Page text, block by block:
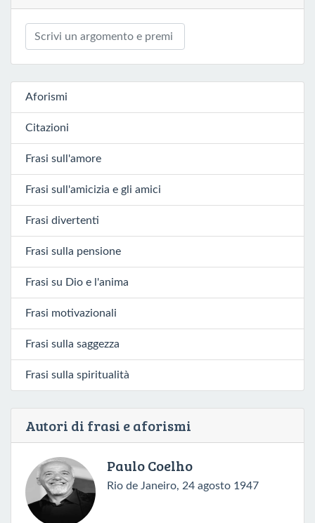
Aforismi
Citazioni
Frasi sull'amore
Frasi sull'amicizia e gli amici
Frasi divertenti
Frasi sulla pensione
Frasi su Dio e l'anima
Frasi motivazionali
Frasi sulla saggezza
Frasi sulla spiritualità
Autori di frasi e aforismi
Paulo Coelho
Rio de Janeiro, 24 agosto 1947